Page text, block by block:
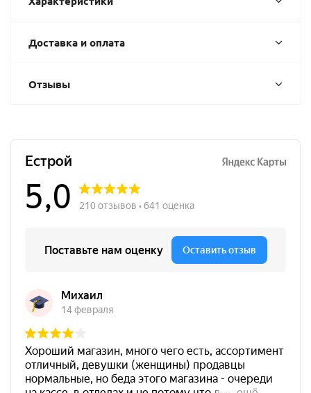
Доставка и оплата
Отзывы